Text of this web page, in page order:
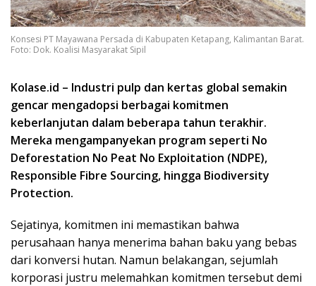
Konsesi PT Mayawana Persada di Kabupaten Ketapang, Kalimantan Barat.
Foto: Dok. Koalisi Masyarakat Sipil
Kolase.id – Industri pulp dan kertas global semakin
gencar mengadopsi berbagai komitmen
keberlanjutan dalam beberapa tahun terakhir.
Mereka mengampanyekan program seperti No
Deforestation No Peat No Exploitation (NDPE),
Responsible Fibre Sourcing, hingga Biodiversity
Protection.
Sejatinya, komitmen ini memastikan bahwa
perusahaan hanya menerima bahan baku yang bebas
dari konversi hutan. Namun belakangan, sejumlah
korporasi justru melemahkan komitmen tersebut demi